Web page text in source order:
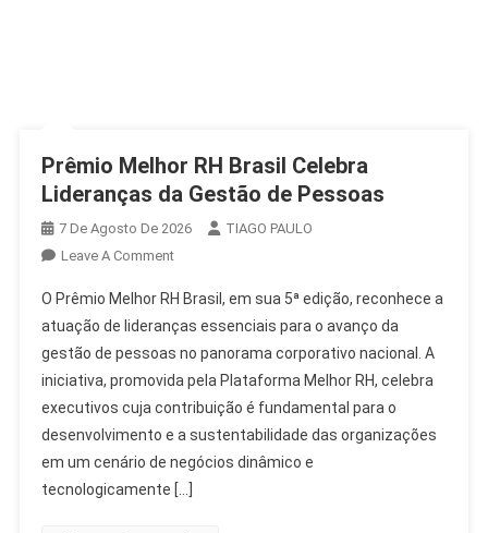
Prêmio Melhor RH Brasil Celebra
Lideranças da Gestão de Pessoas
7 De Agosto De 2026
TIAGO PAULO
Leave A CommentOn
Melhor
RH
Brasil
Celebra
Lideranças
Da
Gestão
De
O Prêmio Melhor RH Brasil, em sua 5ª edição, reconhece a
atuação de lideranças essenciais para o avanço da
gestão de pessoas no panorama corporativo nacional. A
iniciativa, promovida pela Plataforma Melhor RH, celebra
executivos cuja contribuição é fundamental para o
desenvolvimento e a sustentabilidade das organizações
em um cenário de negócios dinâmico e
tecnologicamente […]